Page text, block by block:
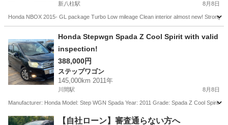
新八柱駅 8月8日
Honda NBOX 2015- GL package Turbo Low mileage Clean interior almost new! Strong
Honda Stepwgn Spada Z Cool Spirit with valid
inspection!
388,000円
ステップワゴン
145,000km 2011年
川間駅 8月8日
Manufacturer: Honda Model: Step WGN Spada Year: 2011 Grade: Spada Z Cool Spirit
千葉 野田市 川間駅 ステップワゴン Type
【自社ローン】審査通らない方へ